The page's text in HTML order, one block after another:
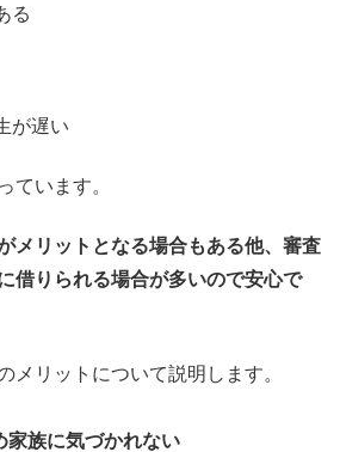
る
が遅い
ています。
メリットとなる場合もある他、審査
借りられる場合が多いので安心で
メリットについて説明します。
家族に気づかれない